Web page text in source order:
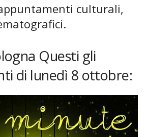
culturali,
Questi gli
di lunedì 8 ottobre: